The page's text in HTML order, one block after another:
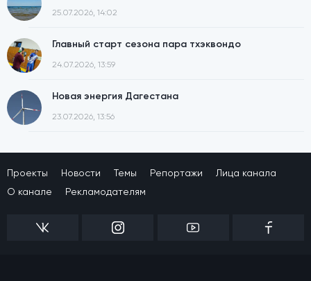
25.07.2026, 14:02
Главный старт сезона пара тхэквондо
24.07.2026, 13:59
Новая энергия Дагестана
23.07.2026, 13:56
Проекты Новости Темы Репортажи
Лица канала
О канале
Рекламодателям